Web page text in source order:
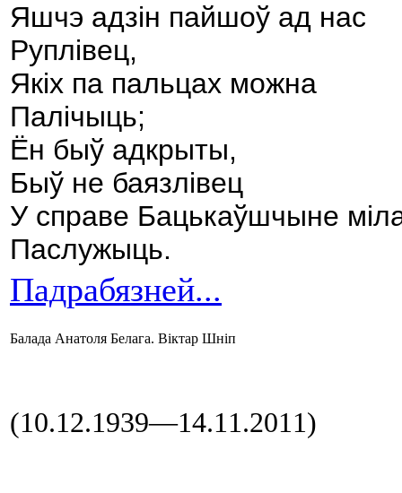
Яшчэ адзін пайшоў ад нас
Руплівец,
Якіх па пальцах можна
Палічыць;
Ён быў адкрыты,
Быў не баязлівец
У справе Бацькаўшчыне
Паслужыць.
Падрабязней...
Балада Анатоля Белага. Віктар Шніп
(10.12.1939—14.11.2011)